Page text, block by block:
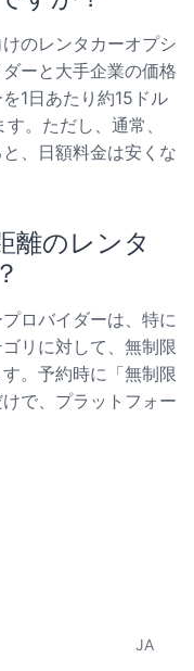
のレンタカーオプシ
ーと大手企業の価格
1日あたり約15ドル
。ただし、通常、
、日額料金は安くな
離のレンタ
ロバイダーは、特に
リに対して、無制限
。予約時に「無制限
で、プラットフォー
JA